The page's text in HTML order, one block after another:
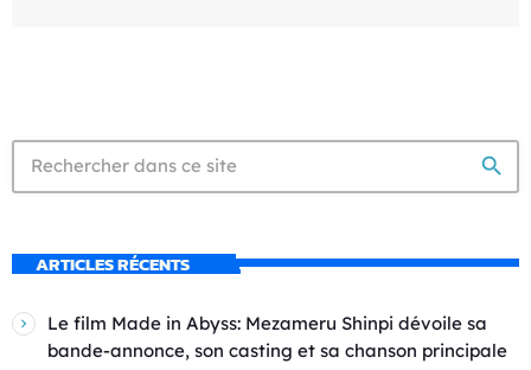
search
ARTICLES RÉCENTS
Le film Made in Abyss: Mezameru Shinpi dévoile sa
bande-annonce, son casting et sa chanson principale